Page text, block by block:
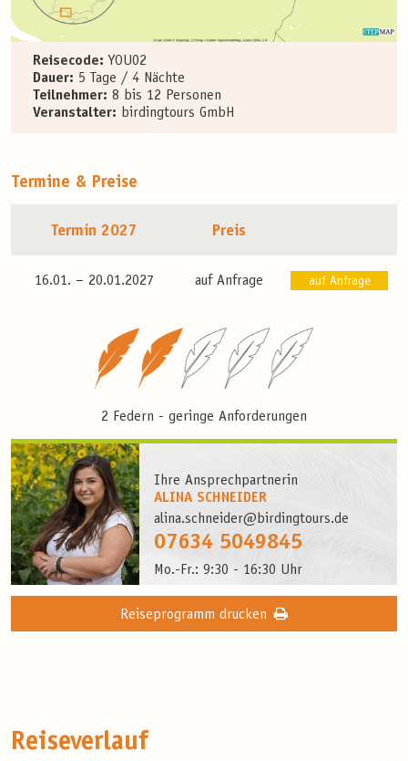
Reisecode: YOU02
Dauer: 5 Tage / 4 Nächte
Teilnehmer: 8 bis 12 Personen
Veranstalter: birdingtours GmbH
Termine & Preise
Termin 2027 Preis
16.01. – 20.01.2027 auf Anfrage auf Anfrage
2 Federn - geringe Anforderungen
Ihre Ansprechpartnerin
ALINA SCHNEIDER
alina.schneider@birdingtours.de
07634 5049845
Mo.-Fr.: 9:30 - 16:30 Uhr
Reiseprogramm drucken
Reiseverlauf